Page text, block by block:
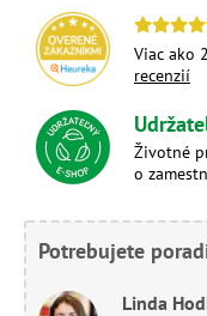
Viac ako
recenzií
Životné
o
Potrebujete
Linda